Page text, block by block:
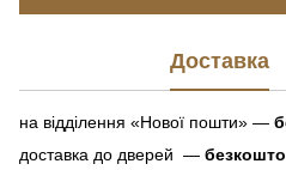
Доставка
на відділення «Нової пошти» —
доставка до дверей —